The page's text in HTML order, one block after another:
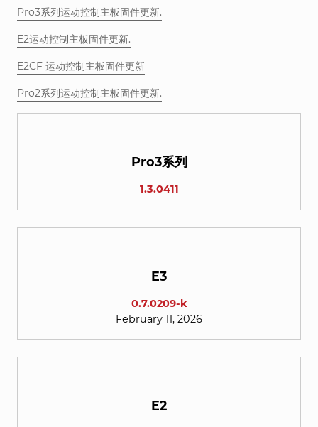
Pro3系列运动控制主板固件更新.
E2运动控制主板固件更新.
E2CF 运动控制主板固件更新
Pro2系列运动控制主板固件更新.
Pro3系列
1.3.0411
E3
0.7.0209-k
February 11, 2026
E2